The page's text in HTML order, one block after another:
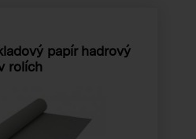
papír hadrový
rolích